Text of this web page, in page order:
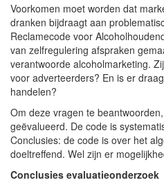
Voorkomen moet worden dat
dranken bijdraagt aan
Reclamecode voor
van zelfregulering afspraken
verantwoorde alcoholmarketing.
voor adverteerders? En is er
handelen?
Om deze vragen te
geëvalueerd. De code is
Conclusies: de code is over het
doeltreffend. Wel zijn er
Conclusies evaluatieonderzoek